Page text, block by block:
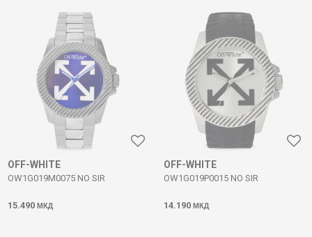
OFF-WHITE
OW1G019M0075 NO SIR
15.490 МКД
OFF-WHITE
OW1G019P0015 NO SIR
14.190 МКД